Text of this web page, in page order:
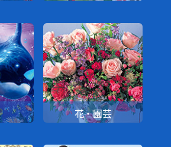
花・園芸